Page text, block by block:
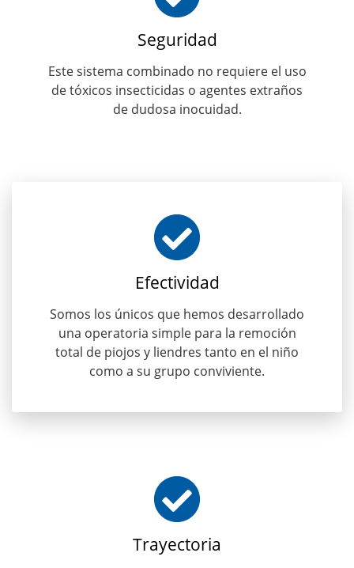
Seguridad
Este sistema combinado no requiere el uso
de tóxicos insecticidas o agentes extraños
de dudosa inocuidad.
Efectividad
Somos los únicos que hemos desarrollado
una operatoria simple para la remoción
total de piojos y liendres tanto en el niño
como a su grupo conviviente.
Trayectoria